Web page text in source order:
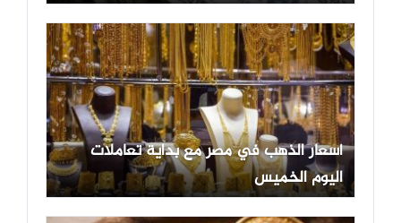
أسعار الذهب في مصر مع بداية تعاملات
اليوم الخميس